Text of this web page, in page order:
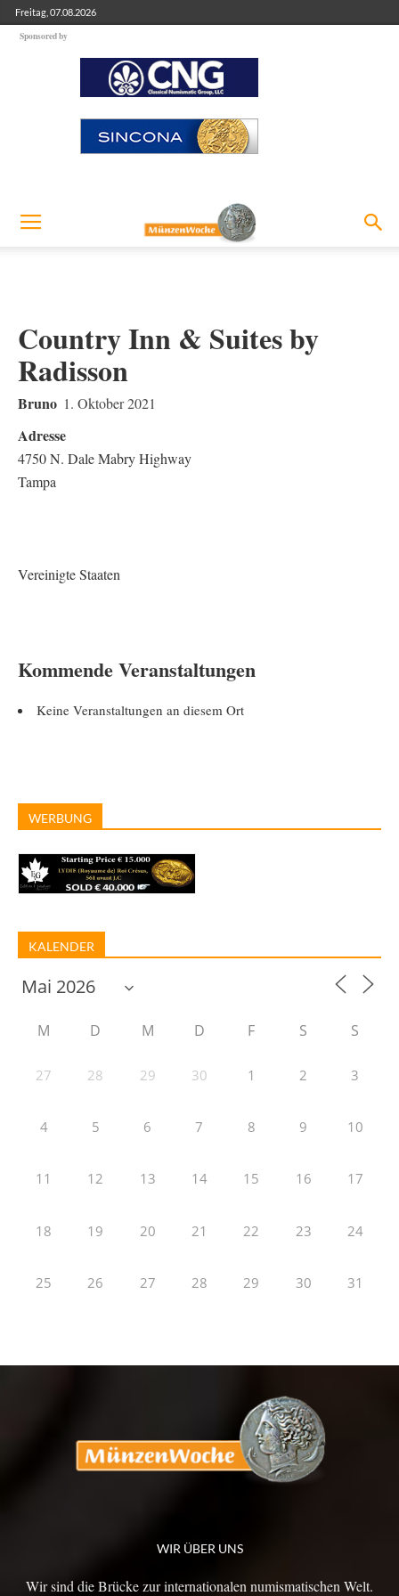
Freitag, 07.08.2026
Sponsored by
Country Inn & Suites by
Radisson
Bruno 1. Oktober 2021
Adresse
4750 N. Dale Mabry Highway
Tampa
Vereinigte Staaten
Kommende Veranstaltungen
Keine Veranstaltungen an diesem Ort
WERBUNG
KALENDER
M D M D F S S
27 28 29 30 1 2 3
4 5 6 7 8 9 10
11 12 13 14 15 16 17
18 19 20 21 22 23 24
25 26 27 28 29 30 31
WIR ÜBER UNS
Wir sind die Brücke zur internationalen numismatischen Welt.